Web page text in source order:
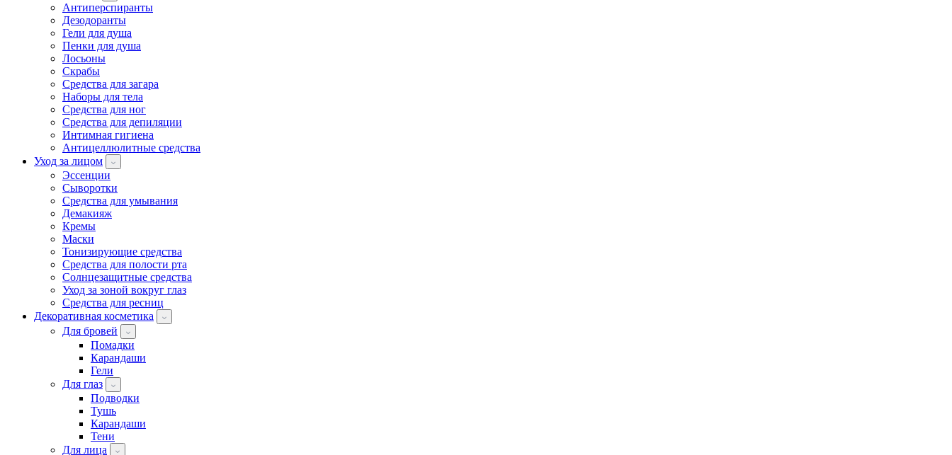
Антиперспиранты
Дезодоранты
Гели для душа
Пенки для душа
Лосьоны
Скрабы
Средства для загара
Наборы для тела
Средства для ног
Средства для депиляции
Интимная гигиена
Антицеллюлитные средства
Уход за лицом
Эссенции
Сыворотки
Средства для умывания
Демакияж
Кремы
Маски
Тонизирующие средства
Средства для полости рта
Солнцезащитные средства
Уход за зоной вокруг глаз
Средства для ресниц
Декоративная косметика
Для бровей
Помадки
Карандаши
Гели
Для глаз
Подводки
Тушь
Карандаши
Тени
Для лица